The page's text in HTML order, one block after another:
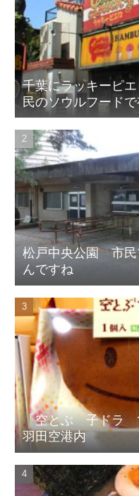
千葉にラッキーピ
民のソウルフードで
松戸中央公園 市民
んですね
「空とぶ 子ドラ
羽田空港内